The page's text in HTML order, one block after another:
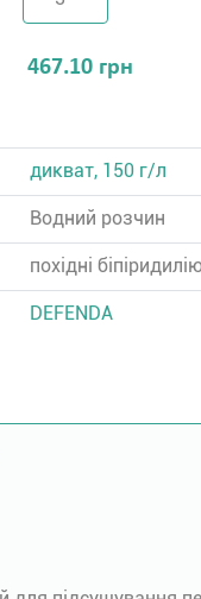
467.10 грн
дикват, 150 г/л
Водний розчин
похідні
DEFENDA